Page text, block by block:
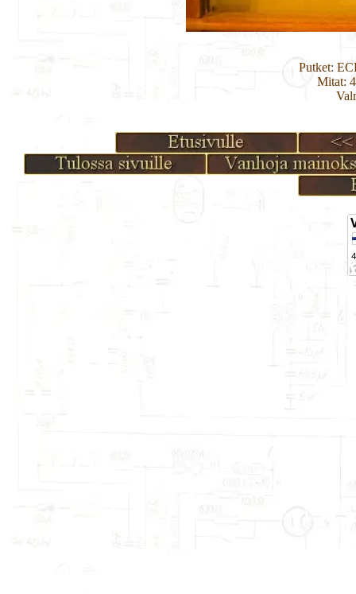
Putket:
Mitat: